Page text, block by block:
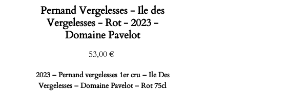
Pernand Vergelesses - Ile des
Vergelesses - Rot - 2023 -
Domaine Pavelot
53,00 €Preis
2023 – Pernand vergelesses 1er cru – Ile Des
Vergelesses – Domaine Pavelot – Rot 75cl